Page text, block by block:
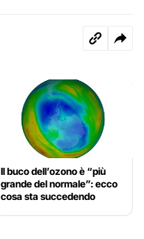
Il buco dell’ozono è “più
grande del normale”: ecco
cosa sta succedendo